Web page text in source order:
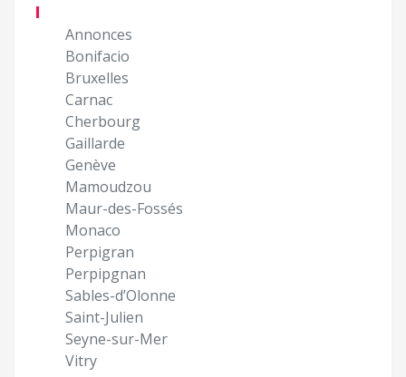
Annonces
Bonifacio
Bruxelles
Carnac
Cherbourg
Gaillarde
Genève
Mamoudzou
Maur-des-Fossés
Monaco
Perpigran
Perpipgnan
Sables-d’Olonne
Saint-Julien
Seyne-sur-Mer
Vitry